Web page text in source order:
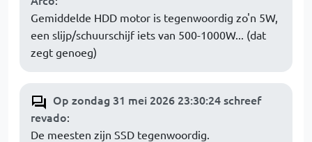
Gemiddelde HDD motor is tegenwoordig zo'n 5W,
een slijp/schuurschijf iets van 500-1000W... (dat
zegt genoeg)
Op zondag 31 mei 2026 23:30:24 schreef
revado:
De meesten zijn SSD tegenwoordig.